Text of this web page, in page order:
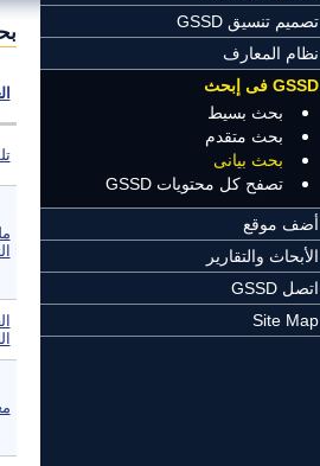
تصميم تنسيق GSSD
نظام المعارف
GSSD فى إبحث
بحث بسيط
بحث متقدم
بحث بيانى
تصفح كل محتويات GSSD
أضف موقع
الأبحاث والتقارير
اتصل GSSD
Site Map